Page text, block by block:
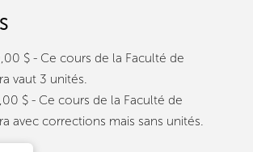
$ - Ce cours de la Faculté de
vaut 3 unités.
$ - Ce cours de la Faculté de
avec corrections mais sans unités.